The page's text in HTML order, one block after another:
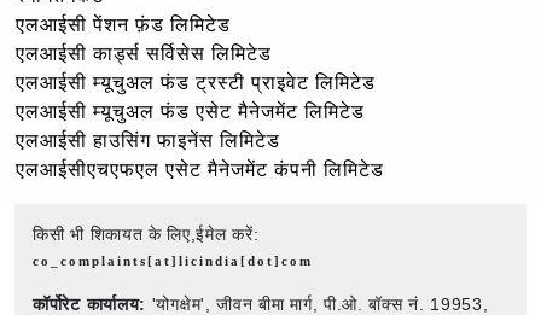
एलआईसी पेंशन फ़ंड लिमिटेड
एलआईसी कार्ड्स सर्विसेस लिमिटेड
एलआईसी म्यूचुअल फंड ट्रस्टी प्राइवेट लिमिटेड
एलआईसी म्यूचुअल फंड एसेट मैनेजमेंट लिमिटेड
एलआईसी हाउसिंग फाइनेंस लिमिटेड
एलआईसीएचएफएल एसेट मैनेजमेंट कंपनी लिमिटेड
किसी भी शिकायत के लिए,ईमेल करें:
co_complaints[at]licindia[dot]com
कॉर्पोरेट कार्यालय: 'योगक्षेम', जीवन बीमा मार्ग, पी.ओ. बॉक्स नं. 19953,